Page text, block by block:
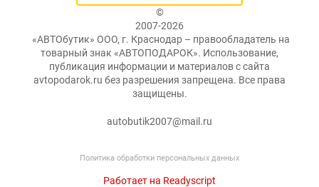
©
2007-2026
«АВТОбутик» ООО, г. Краснодар – правообладатель на
товарный знак «АВТОПОДАРОК». Использование,
публикация информации и материалов с сайта
avtopodarok.ru без разрешения запрещена. Все права
защищены.
autobutik2007@mail.ru
Политика обработки персональных данных
Работает на Readyscript